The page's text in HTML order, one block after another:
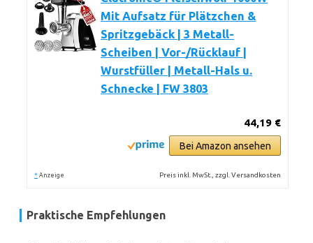
Mit Aufsatz für Plätzchen &
Spritzgebäck | 3 Metall-
Scheiben | Vor-/Rücklauf |
Wurstfüller | Metall-Hals u.
Schnecke | FW 3803
44,19 €
Bei Amazon ansehen
* Anzeige Preis inkl. MwSt., zzgl. Versandkosten
Praktische Empfehlungen